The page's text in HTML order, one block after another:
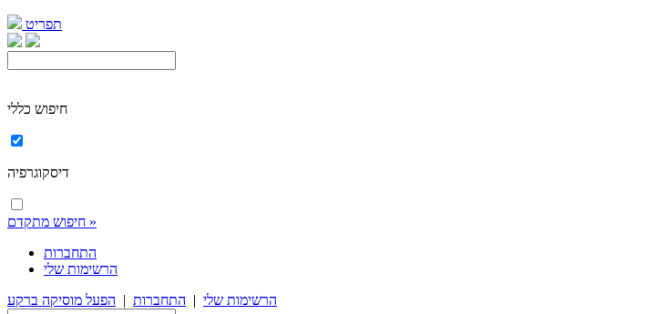
תפריט
חיפוש כללי
חיפוש מתקדם »
התחברות
הרשימות שלי
הרשימות שלי | התחברות | הפעל מוסיקה ברקע